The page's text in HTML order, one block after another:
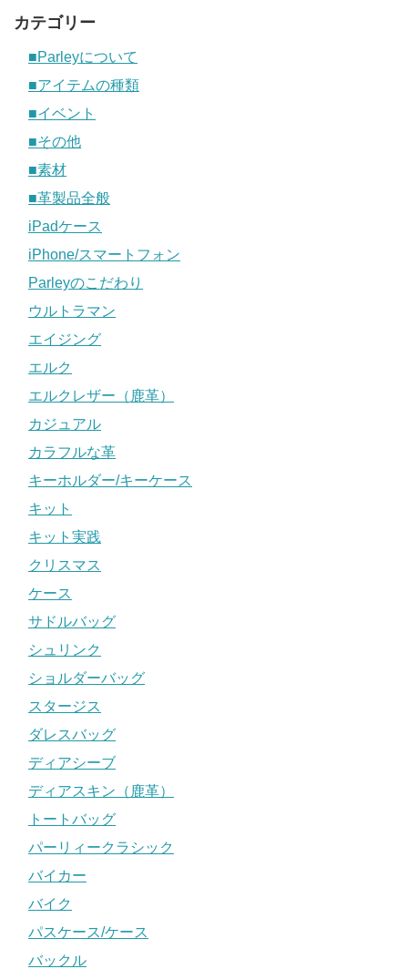
カテゴリー
■Parleyについて
■アイテムの種類
■イベント
■その他
■素材
■革製品全般
iPadケース
iPhone/スマートフォン
Parleyのこだわり
ウルトラマン
エイジング
エルク
エルクレザー（鹿革）
カジュアル
カラフルな革
キーホルダー/キーケース
キット
キット実践
クリスマス
ケース
サドルバッグ
シュリンク
ショルダーバッグ
スタージス
ダレスバッグ
ディアシーブ
ディアスキン（鹿革）
トートバッグ
パーリィークラシック
バイカー
バイク
パスケース/ケース
バックル